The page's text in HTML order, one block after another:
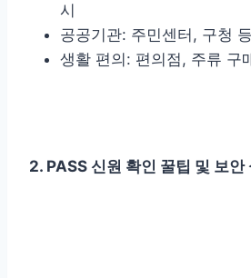
시
공공기관: 주민센터, 구청
생활 편의: 편의점, 주류 구
​2. PASS 신원 확인 꿀팁 및 보안